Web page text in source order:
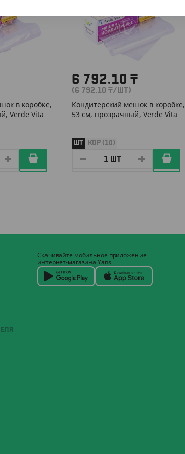
в коробке,
Verde Vita
6 792.10 ₸
(6 792.10 ₸/ШТ)
Кондитерский мешок в коробке,
53 см, прозрачный, Verde Vita
ШТ КОР (10)
Скачивайте мобильное приложение
интернет-магазина Yans